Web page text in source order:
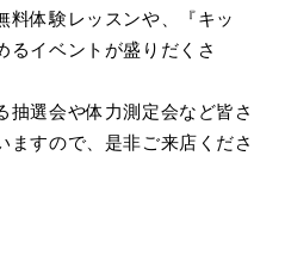
料体験レッスンや、『キッ
るイベントが盛りだくさ
抽選会や体力測定会など皆さ
ますので、是非ご来店くださ